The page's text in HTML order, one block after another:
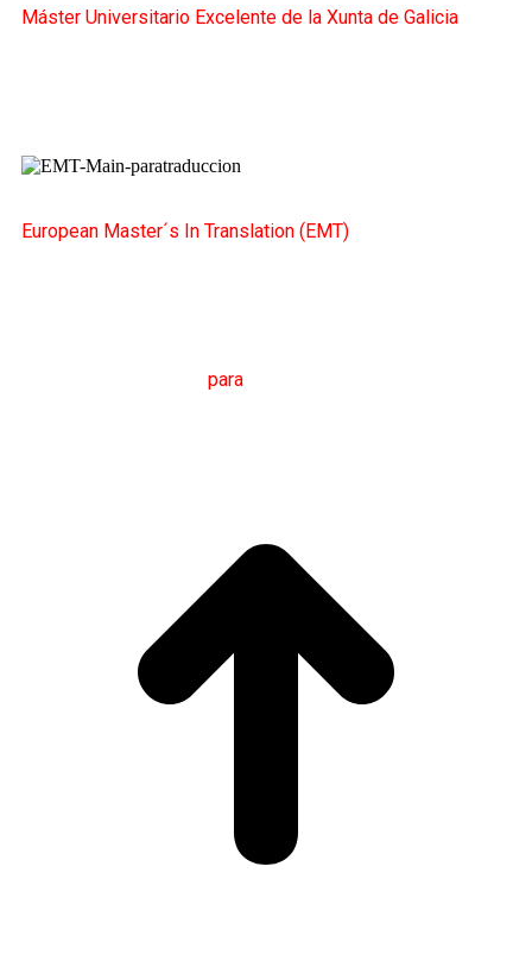
Máster Universitario Excelente de la Xunta de Galicia
European Master´s In Translation (EMT)
para